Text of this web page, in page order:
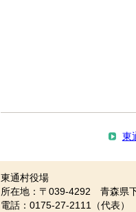
東
東通村役場
所在地：〒039-4292 青森県
電話：0175-27-2111（代表